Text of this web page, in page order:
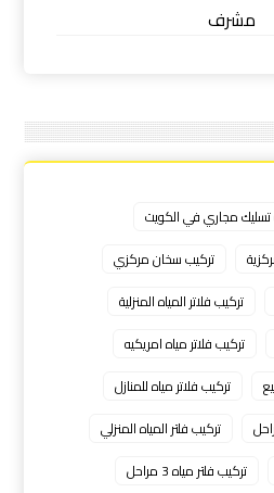
مشرف
مجاري في الكويت
تركيب سخان مركزي
تركيب فلاتر المياه المنزلية
تركيب فلاتر مياه امريكيه
تركيب فلاتر مياه للمنازل
تركيب فلتر المياه المنزلي
تركيب فلتر مياه 3 مراحل